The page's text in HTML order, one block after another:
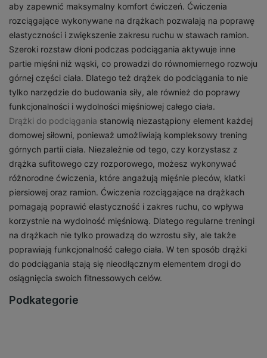
aby zapewnić maksymalny komfort ćwiczeń. Ćwiczenia
rozciągające wykonywane na drążkach pozwalają na poprawę
elastyczności i zwiększenie zakresu ruchu w stawach ramion.
Szeroki rozstaw dłoni podczas podciągania aktywuje inne
partie mięśni niż wąski, co prowadzi do równomiernego rozwoju
górnej części ciała. Dlatego też drążek do podciągania to nie
tylko narzędzie do budowania siły, ale również do poprawy
funkcjonalności i wydolności mięśniowej całego ciała.
Drążki do podciągania stanowią niezastąpiony element każdej
domowej siłowni, ponieważ umożliwiają kompleksowy trening
górnych partii ciała. Niezależnie od tego, czy korzystasz z
drążka sufitowego czy rozporowego, możesz wykonywać
różnorodne ćwiczenia, które angażują mięśnie pleców, klatki
piersiowej oraz ramion. Ćwiczenia rozciągające na drążkach
pomagają poprawić elastyczność i zakres ruchu, co wpływa
korzystnie na wydolność mięśniową. Dlatego regularne treningi
na drążkach nie tylko prowadzą do wzrostu siły, ale także
poprawiają funkcjonalność całego ciała. W ten sposób drążki
do podciągania stają się nieodłącznym elementem drogi do
osiągnięcia swoich fitnessowych celów.
Podkategorie